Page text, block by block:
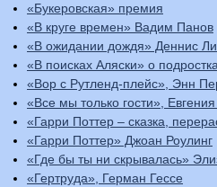
«Букеровская» премия
«В круге времен» Вадим Панов
«В ожидании дождя» Деннис
«В поисках Аляски» о
«Вор с Рутленд-плейс», Энн
«Все мы только гости», Евгения
«Гарри Поттер – сказка,
«Гарри Поттер» Джоан Роулинг
«Где бы ты ни скрывалась»
«Гертруда», Герман Гессе